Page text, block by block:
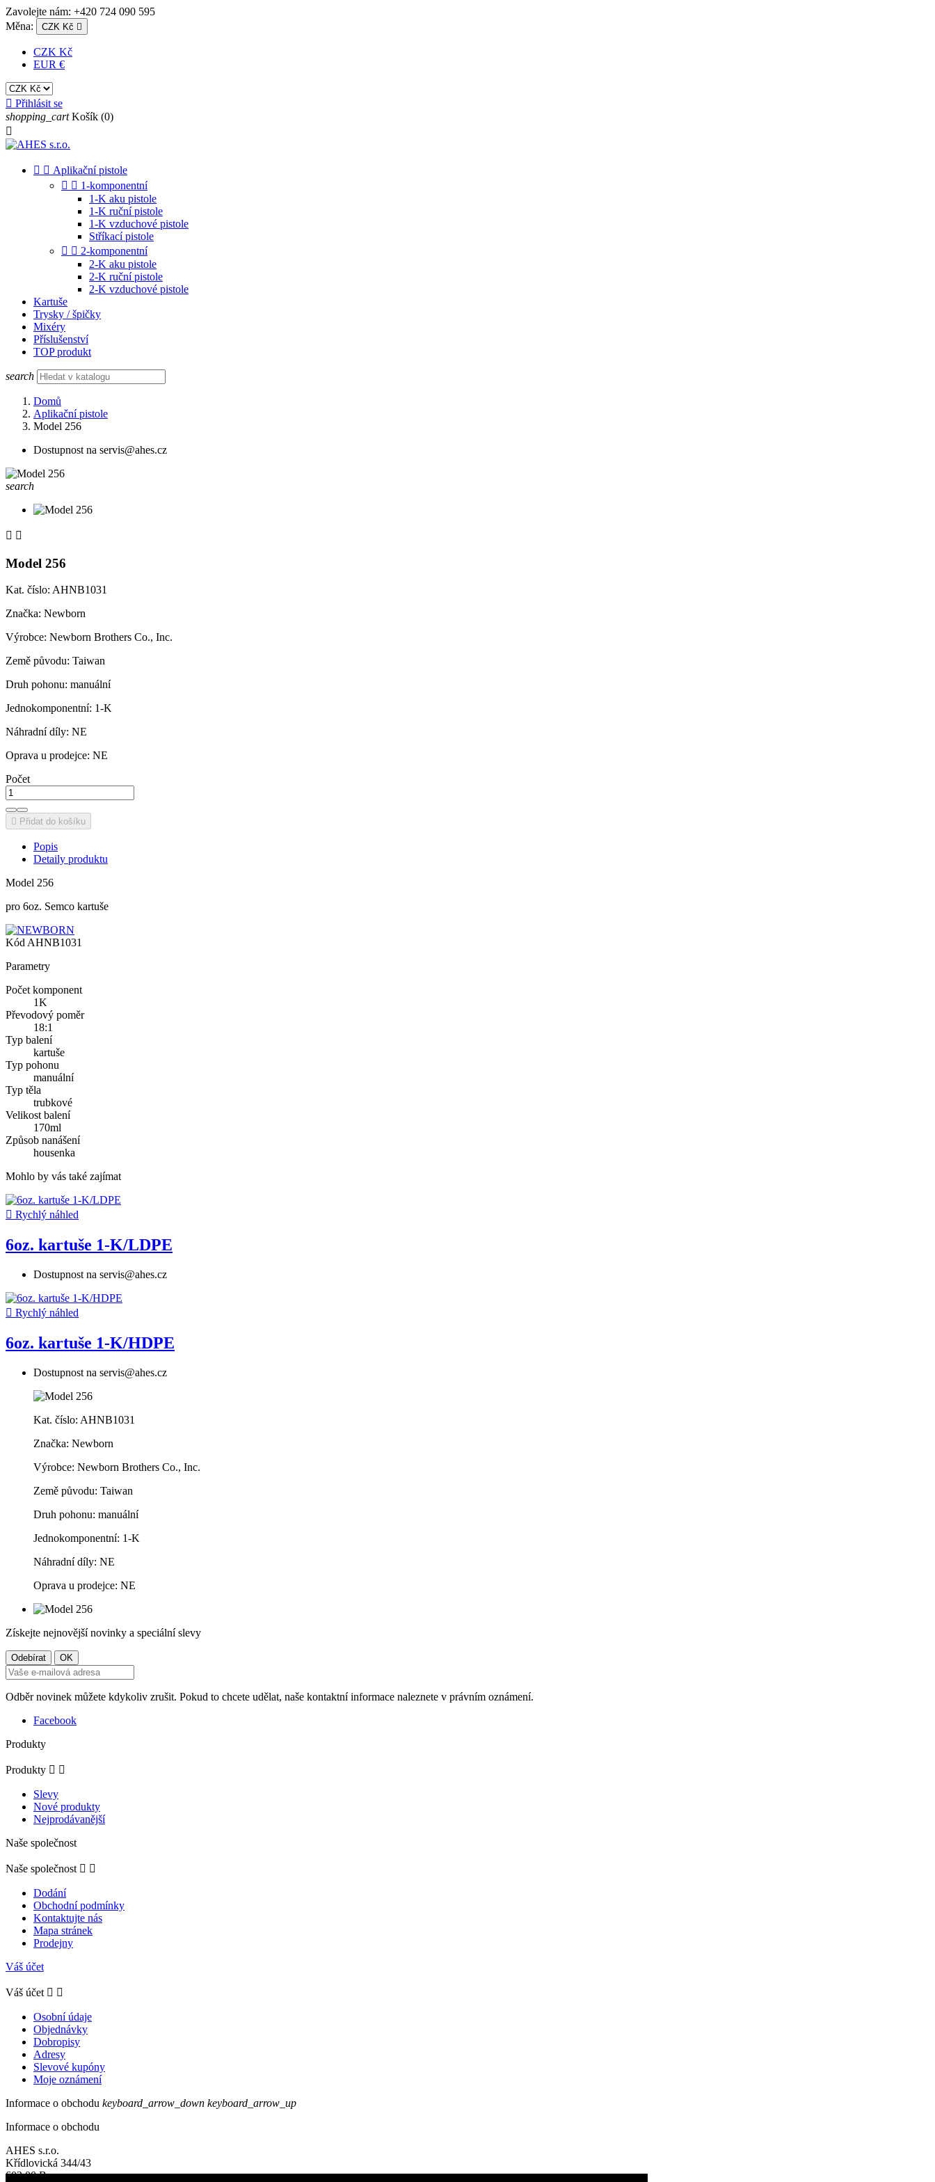
Zavolejte nám: +420 724 090 595
Měna:
CZK Kč 
CZK Kč
EUR €
 Přihlásit se
shopping_cart Košík (0)

  Aplikační pistole
  1-komponentní
1-K aku pistole
1-K ruční pistole
1-K vzduchové pistole
Stříkací pistole
  2-komponentní
2-K aku pistole
2-K ruční pistole
2-K vzduchové pistole
Kartuše
Trysky / špičky
Mixéry
Příslušenství
TOP produkt
search
Domů
Aplikační pistole
Model 256
Dostupnost na servis@ahes.cz
search
 
Model 256
Kat. číslo: AHNB1031
Značka: Newborn
Výrobce: Newborn Brothers Co., Inc.
Země původu: Taiwan
Druh pohonu: manuální
Jednokomponentní: 1-K
Náhradní díly: NE
Oprava u prodejce: NE
Počet
 Přidat do košíku
Popis
Detaily produktu
Model 256
pro 6oz. Semco kartuše
KódAHNB1031
Parametry
Počet komponent
1K
Převodový poměr
18:1
Typ balení
kartuše
Typ pohonu
manuální
Typ těla
trubkové
Velikost balení
170ml
Způsob nanášení
housenka
Mohlo by vás také zajímat
 Rychlý náhled
6oz. kartuše 1-K/LDPE
Dostupnost na servis@ahes.cz
 Rychlý náhled
6oz. kartuše 1-K/HDPE
Dostupnost na servis@ahes.cz
Kat. číslo: AHNB1031
Značka: Newborn
Výrobce: Newborn Brothers Co., Inc.
Země původu: Taiwan
Druh pohonu: manuální
Jednokomponentní: 1-K
Náhradní díly: NE
Oprava u prodejce: NE
Získejte nejnovější novinky a speciální slevy
Odběr novinek můžete kdykoliv zrušit. Pokud to chcete udělat, naše kontaktní informace naleznete v právním oznámení.
Facebook
Produkty
Produkty  
Slevy
Nové produkty
Nejprodávanější
Naše společnost
Naše společnost  
Dodání
Obchodní podmínky
Kontaktujte nás
Mapa stránek
Prodejny
Váš účet
Váš účet  
Osobní údaje
Objednávky
Dobropisy
Adresy
Slevové kupóny
Moje oznámení
Informace o obchodu keyboard_arrow_down keyboard_arrow_up
Informace o obchodu
AHES s.r.o.
Křídlovická 344/43
603 00 Brno